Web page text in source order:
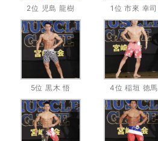
2位 児島 龍樹 1位 市來 幸司
5位 黒木 悟 4位 稲垣 徳馬